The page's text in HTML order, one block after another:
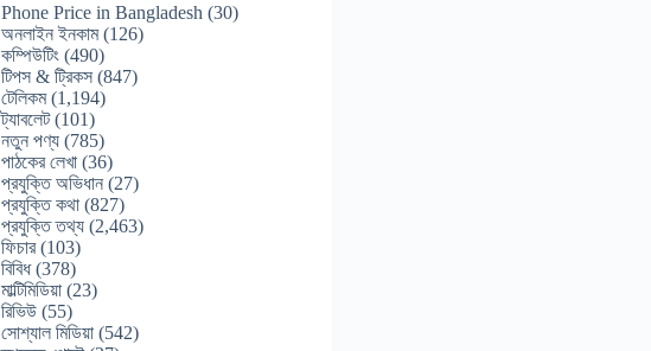
Phone Price in Bangladesh (30)
অনলাইন ইনকাম(126)
কম্পিউটিং (490)
টিপস & ট্রিকস (847)
টেলিকম(1,194)
ট্যাবলেট(101)
নতুন পণ্য (785)
পাঠকের লেখা (36)
প্রযুক্তি অভিধান (27)
প্রযুক্তি কথা (827)
প্রযুক্তি তথ্য (2,463)
ফিচার(103)
বিবিধ(378)
মাল্টিমিডিয়া (23)
রিভিউ (55)
সোশ্যাল মিডিয়া (542)